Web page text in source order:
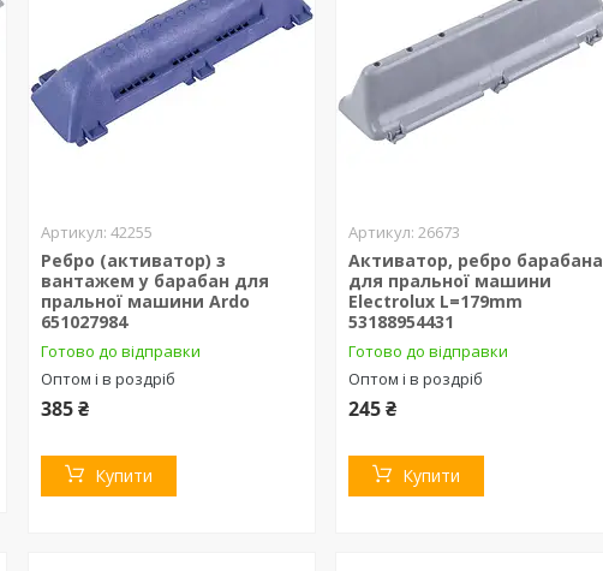
42255
Ребро (активатор) з
вантажем у барабан для
пральної машини Ardo
651027984
Готово до відправки
Оптом і в роздріб
385 ₴
Купити
26673
Активатор, ребро барабана
для пральної машини
Electrolux L=179mm
53188954431
Готово до відправки
Оптом і в роздріб
245 ₴
Купити